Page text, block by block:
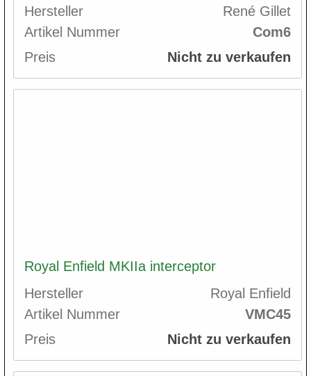
Hersteller
René Gillet
Artikel Nummer
Com6
Preis
Nicht zu verkaufen
Royal Enfield MKIIa interceptor
Hersteller
Royal Enfield
Artikel Nummer
VMC45
Preis
Nicht zu verkaufen